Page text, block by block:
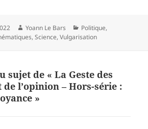
Auteur
Yoann Le Bars Catégories
Politique,
,Science,Vulgarisation
sujet de « La Geste des
l’opinion – Hors-série :
»